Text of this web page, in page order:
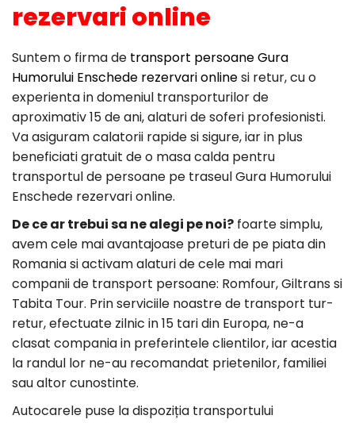
rezervari online
Suntem o firma de transport persoane Gura
Humorului Enschede rezervari onlinesi retur, cu o
experienta in domeniul transporturilor de
aproximativ 15 de ani, alaturi de soferi profesionisti.
Va asiguram calatorii rapide si sigure, iar in plus
beneficiati gratuit de o masa calda pentru
transportul de persoane pe traseul Gura Humorului
Enschede rezervari online.
De ce ar trebui sa ne alegi pe noi? foarte simplu,
avem cele mai avantajoase preturi de pe piata din
Romania si activam alaturi de cele mai mari
companii de transport persoane: Romfour, Giltrans si
Tabita Tour. Prin serviciile noastre de transport tur-
retur, efectuate zilnic in 15 tari din Europa, ne-a
clasat compania in preferintele clientilor, iar acestia
la randul lor ne-au recomandat prietenilor, familiei
sau altor cunostinte.
Autocarele puse la dispoziția transportului